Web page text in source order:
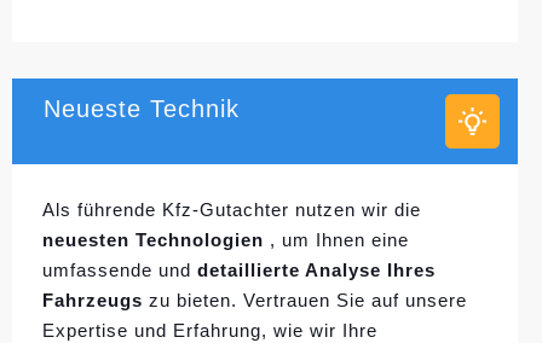
Neueste Technik
Als führende Kfz-Gutachter nutzen wir die
neuesten Technologien , um Ihnen eine
umfassende und detaillierte Analyse Ihres
Fahrzeugs zu bieten. Vertrauen Sie auf unsere
Expertise und Erfahrung, wie wir Ihre